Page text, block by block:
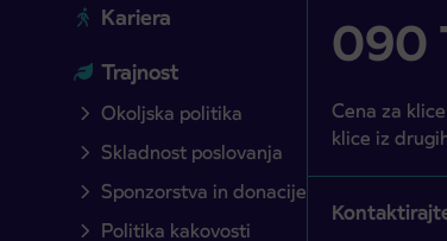
Kariera
Trajnost
Okoljska politika
Skladnost poslovanja
Sponzorstva in donacije
Politika kakovosti
090
Cena za
klice iz